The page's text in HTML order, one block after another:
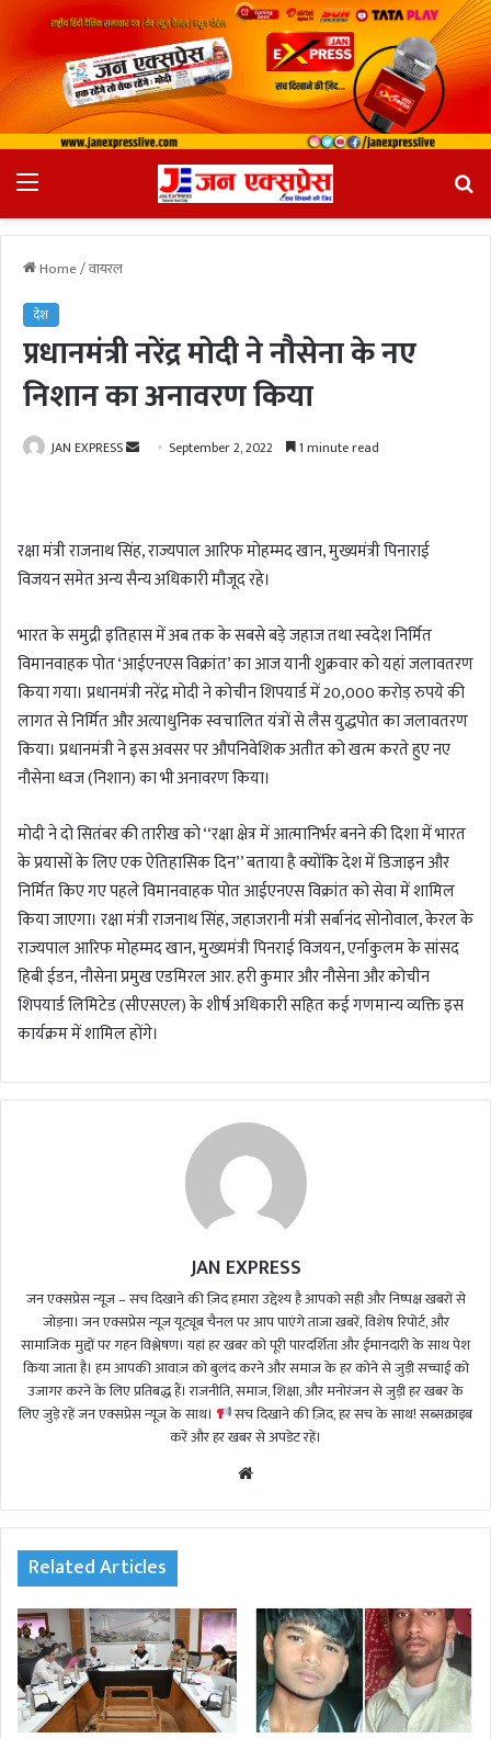
Home/वायरल
देश
प्रधानमंत्री नरेंद्र मोदी ने नौसेना के नए
निशान का अनावरण किया
JAN EXPRESS
a
n
m
a
i
l
September 2, 2022 1 minute read
रक्षा मंत्री राजनाथ सिंह, राज्यपाल आरिफ मोहम्मद खान, मुख्यमंत्री पिनाराई
विजयन समेत अन्य सैन्य अधिकारी मौजूद रहे।
भारत के समुद्री इतिहास में अब तक के सबसे बड़े जहाज तथा स्वदेश निर्मित
विमानवाहक पोत ‘आईएनएस विक्रांत’ का आज यानी शुक्रवार को यहां जलावतरण
किया गया। प्रधानमंत्री नरेंद्र मोदी ने कोचीन शिपयार्ड में 20,000 करोड़ रुपये की
लागत से निर्मित और अत्याधुनिक स्वचालित यंत्रों से लैस युद्धपोत का जलावतरण
किया। प्रधानमंत्री ने इस अवसर पर औपनिवेशिक अतीत को खत्म करते हुए नए
नौसेना ध्वज (निशान) का भी अनावरण किया।
मोदी ने दो सितंबर की तारीख को ‘‘रक्षा क्षेत्र में आत्मानिर्भर बनने की दिशा में भारत
के प्रयासों के लिए एक ऐतिहासिक दिन’’ बताया है क्योंकि देश में डिजाइन और
निर्मित किए गए पहले विमानवाहक पोत आईएनएस विक्रांत को सेवा में शामिल
किया जाएगा। रक्षा मंत्री राजनाथ सिंह, जहाजरानी मंत्री सर्बानंद सोनोवाल, केरल के
राज्यपाल आरिफ मोहम्मद खान, मुख्यमंत्री पिनराई विजयन, एर्नाकुलम के सांसद
हिबी ईडन, नौसेना प्रमुख एडमिरल आर. हरी कुमार और नौसेना और कोचीन
शिपयार्ड लिमिटेड (सीएसएल) के शीर्ष अधिकारी सहित कई गणमान्य व्यक्ति इस
कार्यक्रम में शामिल होंगे।
JAN EXPRESS
जन एक्सप्रेस न्यूज़ – सच दिखाने की ज़िद हमारा उद्देश्य है आपको सही और निष्पक्ष खबरों से
जोड़ना। जन एक्सप्रेस न्यूज़ यूट्यूब चैनल पर आप पाएंगे ताजा खबरें, विशेष रिपोर्ट, और
सामाजिक मुद्दों पर गहन विश्लेषण। यहां हर खबर को पूरी पारदर्शिता और ईमानदारी के साथ पेश
किया जाता है। हम आपकी आवाज़ को बुलंद करने और समाज के हर कोने से जुड़ी सच्चाई को
उजागर करने के लिए प्रतिबद्ध हैं। राजनीति, समाज, शिक्षा, और मनोरंजन से जुड़ी हर खबर के
लिए जुड़े रहें जन एक्सप्रेस न्यूज़ के साथ।
सच दिखाने की ज़िद, हर सच के साथ! सब्सक्राइब
करें और हर खबर से अपडेट रहें।
te
Related Articles